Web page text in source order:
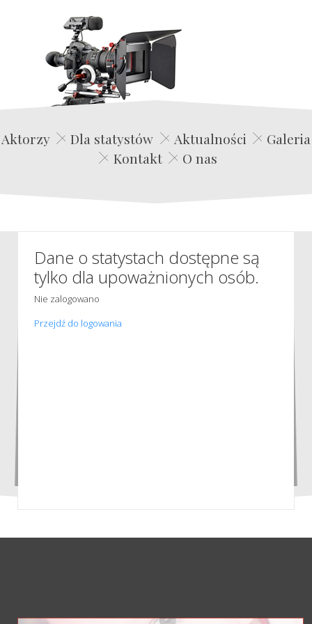
Edwin Film Agencja Aktorska
Aktorzy Dla statystów Aktualności
Galeria
Kontakt
O nas
Dane o statystach dostępne są
tylko dla upoważnionych osób.
Nie zalogowano
Przejdź do logowania